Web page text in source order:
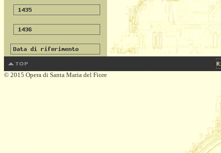
© 2015 Opera di Santa Maria del Fiore